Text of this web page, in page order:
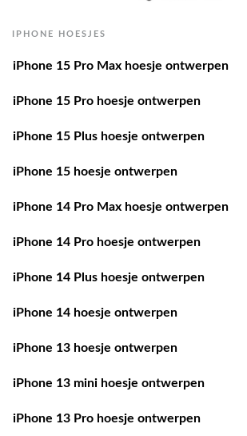
IPHONE HOESJES
iPhone 15 Pro Max hoesje ontwerpen
iPhone 15 Pro hoesje ontwerpen
iPhone 15 Plus hoesje ontwerpen
iPhone 15 hoesje ontwerpen
iPhone 14 Pro Max hoesje ontwerpen
iPhone 14 Pro hoesje ontwerpen
iPhone 14 Plus hoesje ontwerpen
iPhone 14 hoesje ontwerpen
iPhone 13 hoesje ontwerpen
iPhone 13 mini hoesje ontwerpen
iPhone 13 Pro hoesje ontwerpen